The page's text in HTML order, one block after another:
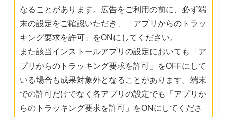
なることがあります。広告をご利用の前に、必ず端
末の設定をご確認いただき、「アプリからのトラッ
キング要求を許可」をONにしてください。
また該当インストールアプリの設定においても「ア
プリからのトラッキング要求を許可」をOFFにして
いる場合も成果対象外となることがあります。端末
での許可だけでなく各アプリの設定でも「アプリか
らのトラッキング要求を許可」をONにしてくださ